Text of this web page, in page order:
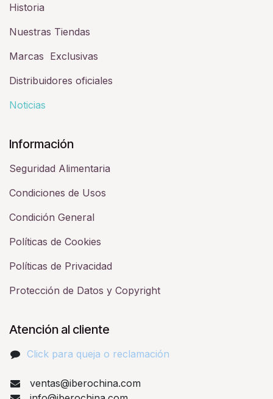
Historia​
Nuestras Tiendas
Marcas Exclusivas
Distribuidores oficiales
Noticias
Información
Seguridad Alimentaria
Condiciones de Usos
Condición General
Políticas de Cookies
Políticas de Privacidad
Protección de Datos y Copyright
Atención al cliente
Click para queja o reclamación​
ventas@iberochina.com